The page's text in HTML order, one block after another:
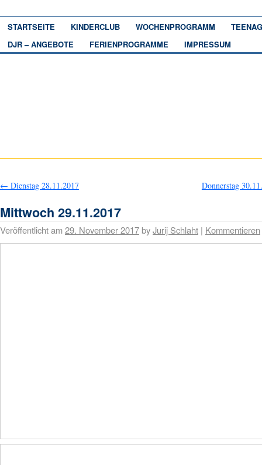
STARTSEITE KINDERCLUB WOCHENPROGRAMM
DJR – ANGEBOTE
FERIENPROGRAMME IMPRESSUM
← Dienstag 28.11.2017 Donnerstag
Mittwoch 29.11.2017
Veröffentlicht am29. November 2017byJurij Schlaht | Kommentieren